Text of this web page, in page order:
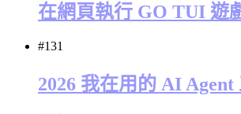
在網頁執行 GO TUI 遊
#131
2026 我在用的 AI Agent